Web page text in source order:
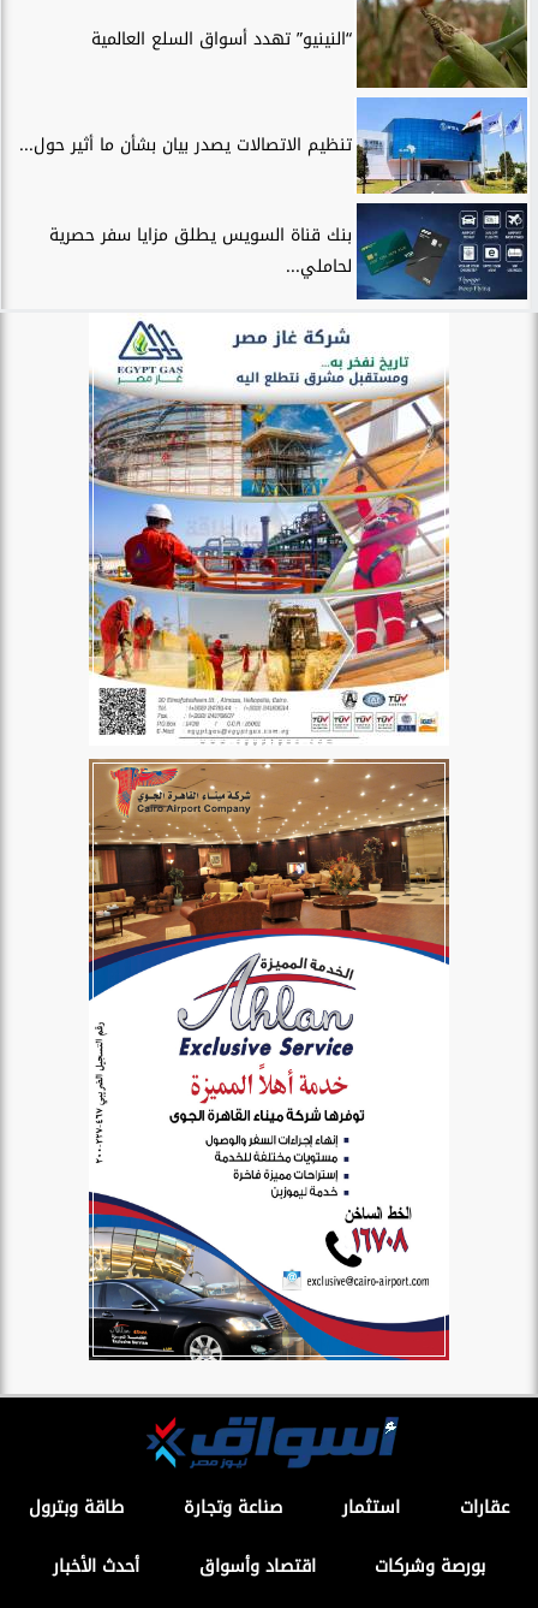
“النينيو” تهدد أسواق السلع العالمية
تنظيم الاتصالات يصدر بيان بشأن ما أثير حول...
بنك قناة السويس يطلق مزايا سفر حصرية
لحاملي...
عقارات استثمار صناعة وتجارة
طاقة وبترول
بورصة وشركات
اقتصاد وأسواق أحدث الأخبار